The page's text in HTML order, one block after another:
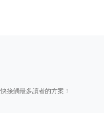
接觸最多讀者的方案！